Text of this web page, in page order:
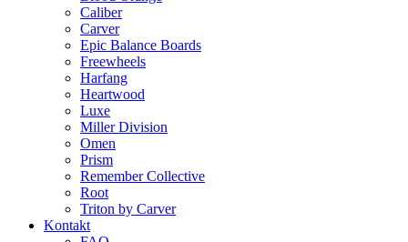
Caliber
Carver
Epic Balance Boards
Freewheels
Harfang
Heartwood
Luxe
Miller Division
Omen
Prism
Remember Collective
Root
Triton by Carver
Kontakt